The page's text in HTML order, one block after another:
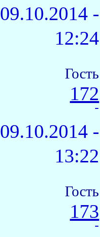
09.10.2014 -
12:24
Гость
172
-
09.10.2014 -
13:22
Гость
173
-